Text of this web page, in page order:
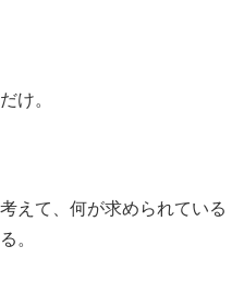
け。
えて、何が求められている
。